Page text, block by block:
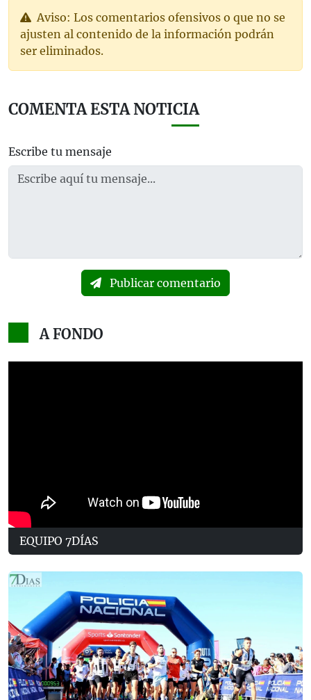
Aviso: Los comentarios ofensivos o que no se
ajusten al contenido de la información podrán
ser eliminados.
COMENTA ESTA NOTICIA
Escribe tu mensaje
Publicar comentario
A FONDO
EQUIPO 7DÍAS